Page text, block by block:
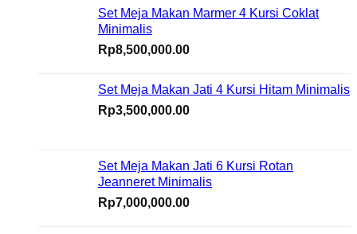
Set Meja Makan Marmer 4 Kursi Coklat
Minimalis
Rp8,500,000.00
Set Meja Makan Jati 4 Kursi Hitam Minimalis
Rp3,500,000.00
Set Meja Makan Jati 6 Kursi Rotan
Jeanneret Minimalis
Rp7,000,000.00